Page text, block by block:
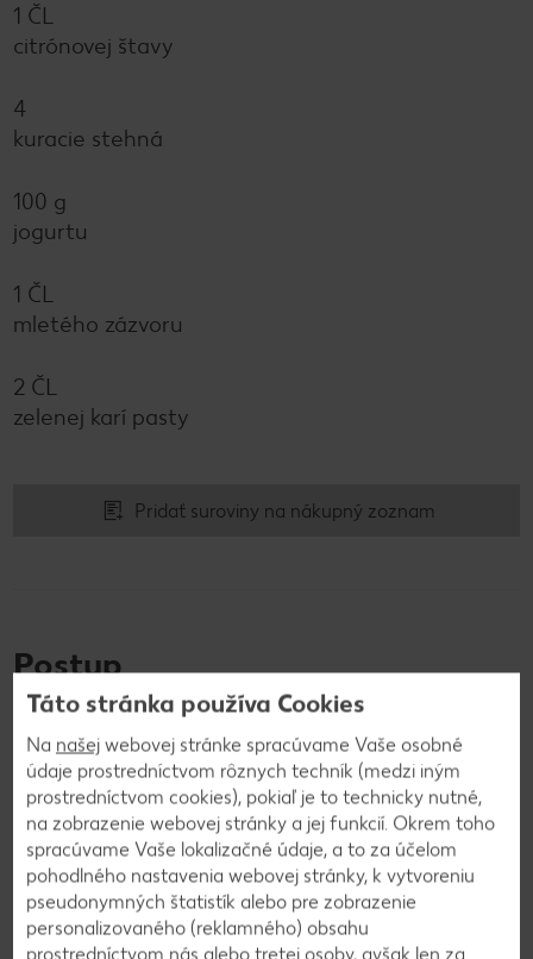
1 ČL
citrónovej štavy
4
kuracie stehná
100 g
jogurtu
1 ČL
mletého zázvoru
2 ČL
zelenej karí pasty
Pridať suroviny na nákupný zoznam
Postup
1
Kuracie stehná umyjeme a utrieme dosucha.
Jogurt zmiešame s kurkumou, zázvorom,
koriandrom, kardamómom, soľou, čiernym korením
a citrónovou šťavou.
Táto stránka používa Cookies
Na našej webovej stránke spracúvame Vaše osobné
údaje prostredníctvom rôznych techník (medzi iným
prostredníctvom cookies), pokiaľ je to technicky nutné,
na zobrazenie webovej stránky a jej funkcií. Okrem toho
spracúvame Vaše lokalizačné údaje, a to za účelom
pohodlného nastavenia webovej stránky, k vytvoreniu
pseudonymných štatistík alebo pre zobrazenie
personalizovaného (reklamného) obsahu
prostredníctvom nás alebo tretej osoby, avšak len za